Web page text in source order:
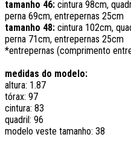
tamanho 46: cintura 98cm,
perna 69cm, entrepernas 25cm
tamanho 48: cintura 102cm,
perna 71cm, entrepernas 25cm
*entrepernas (comprimento
medidas do modelo:
altura: 1.87
tórax: 97
cintura: 83
quadril: 96
modelo veste tamanho: 38